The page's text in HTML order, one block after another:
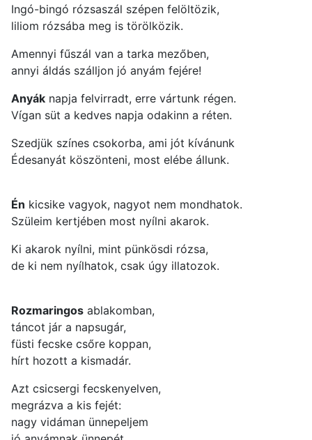
Ingó-bingó rózsaszál szépen felöltözik,
liliom rózsába meg is törölközik.
Amennyi fűszál van a tarka mezőben,
annyi áldás szálljon jó anyám fejére!
Anyák napja felvirradt, erre vártunk régen.
Vígan süt a kedves napja odakinn a réten.
Szedjük színes csokorba, ami jót kívánunk
Édesanyát köszönteni, most elébe állunk.
Én kicsike vagyok, nagyot nem mondhatok.
Szüleim kertjében most nyílni akarok.
Ki akarok nyílni, mint pünkösdi rózsa,
de ki nem nyílhatok, csak úgy illatozok.
Rozmaringos ablakomban,
táncot jár a napsugár,
füsti fecske csőre koppan,
hírt hozott a kismadár.
Azt csicsergi fecskenyelven,
megrázva a kis fejét:
nagy vidáman ünnepeljem